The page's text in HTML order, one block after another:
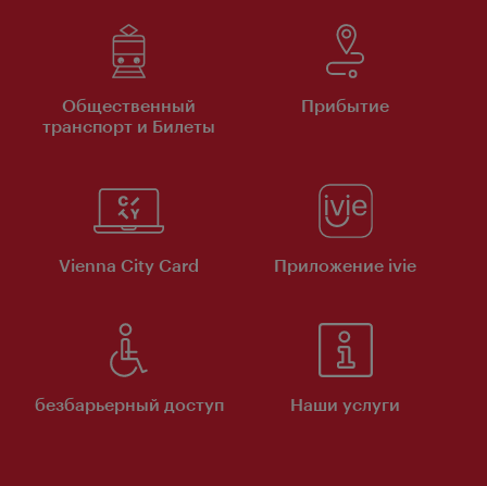
Общественный
транспорт и Билеты
Прибытие
Vienna City Card Приложение ivie
безбарьерный доступ Наши услуги